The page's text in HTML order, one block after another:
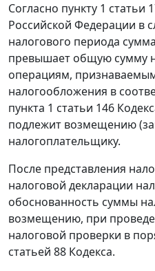
Согласно пункту 1 статьи
Российской Федерации в
налогового периода
превышает общую сумму
операциям,
налогообложения в
пункта 1 статьи 146
подлежит возмещению
налогоплательщику.
После представления
налоговой декларации
обоснованность суммы
возмещению, при
налоговой проверки в
статьей 88 Кодекса.